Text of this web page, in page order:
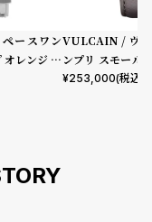
ースワン
オレンジ デ
VULCAIN / ヴ
ンプリ スモール
プル ダイヤル
¥253,000(税込)